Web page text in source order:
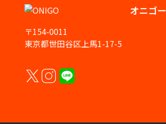
オニゴー
〒154-0011
東京都世田谷区上馬1-17-5